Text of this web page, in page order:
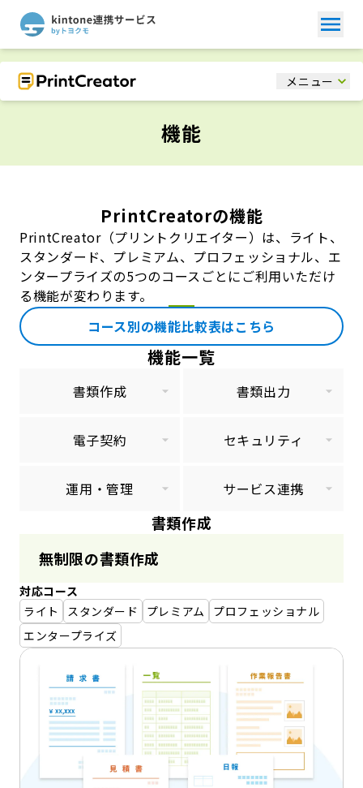
メニュー
機能
PrintCreatorの機能
PrintCreator（プリントクリエイター）は、ライト、
スタンダード、プレミアム、プロフェッショナル、エ
ンタープライズの5つのコースごとにご利用いただけ
る機能が変わります。
コース別の機能比較表はこちら
機能一覧
書類作成 書類出力
電子契約 セキュリティ
運用・管理 サービス連携
書類作成
無制限の書類作成
対応コース
ライト
スタンダード プレミアム
プロフェッショナル
エンタープライズ